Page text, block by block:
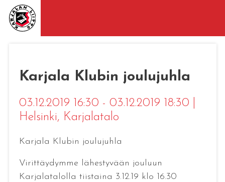
Karjala Klubin joulujuhla
03.12.2019 16:30 - 03.12.2019 18:30
Helsinki, Karjalatalo
Karjala Klubin joulujuhla
Virittäydymme lähestyvään jouluun
Karjalatalolla tiistaina 3.12.19 klo 16.30